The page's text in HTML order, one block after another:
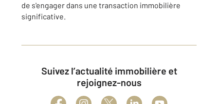
de s'engager dans une transaction immobilière
significative.
Suivez l’actualité immobilière et
rejoignez-nous